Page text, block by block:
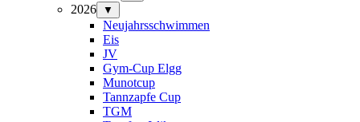
2026 ▼
Neujahrsschwimmen
Eis
JV
Gym-Cup Elgg
Munotcup
Tannzapfe Cup
TGM